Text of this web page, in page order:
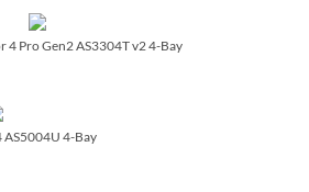
4 Pro Gen2 AS3304T v2 4-Bay
4-Bay